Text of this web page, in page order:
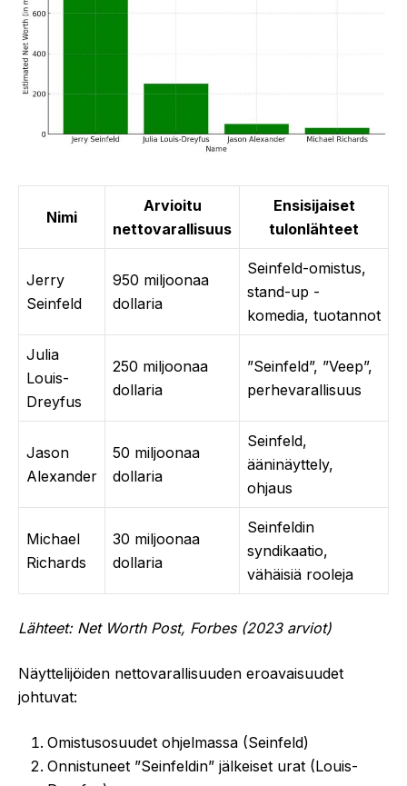
Nimi
Arvioitu
nettovarallisuus
Ensisijaiset
tulonlähteet
Jerry
Seinfeld
950 miljoonaa
dollaria
Seinfeld-omistus,
stand-up -
komedia, tuotannot
Julia
Louis-
Dreyfus
250 miljoonaa
dollaria
”Seinfeld”, ”Veep”,
perhevarallisuus
Jason
Alexander
50 miljoonaa
dollaria
Seinfeld,
ääninäyttely,
ohjaus
Michael
Richards
30 miljoonaa
dollaria
Seinfeldin
syndikaatio,
vähäisiä rooleja
Lähteet: Net Worth Post, Forbes (2023 arviot)
Näyttelijöiden nettovarallisuuden eroavaisuudet
johtuvat:
Omistusosuudet ohjelmassa (Seinfeld)
Onnistuneet ”Seinfeldin” jälkeiset urat (Louis-